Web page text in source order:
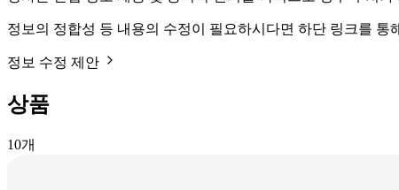
정보의 정합성 등 내용의 수정이 필요하시다면 하단 링크를 통
정보 수정 제안
상품
10개